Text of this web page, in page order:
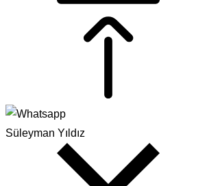
Süleyman Yıldız